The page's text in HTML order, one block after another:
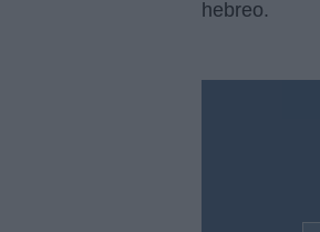
hebreo.